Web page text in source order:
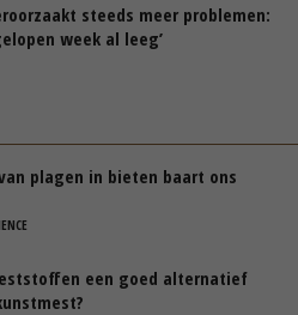
steeds meer problemen:
week al leeg’
plagen in bieten baart ons
een goed alternatief